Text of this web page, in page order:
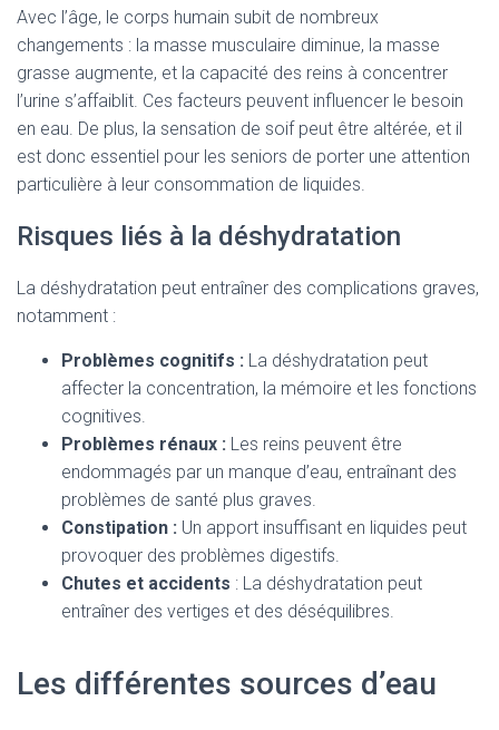
Avec l’âge, le corps humain subit de nombreux
changements : la masse musculaire diminue, la masse
grasse augmente, et la capacité des reins à concentrer
l’urine s’affaiblit. Ces facteurs peuvent influencer le besoin
en eau. De plus, la sensation de soif peut être altérée, et il
est donc essentiel pour les seniors de porter une attention
particulière à leur consommation de liquides.
Risques liés à la déshydratation
La déshydratation peut entraîner des complications graves,
notamment :
Problèmes cognitifs : La déshydratation peut
affecter la concentration, la mémoire et les fonctions
cognitives.
Problèmes rénaux : Les reins peuvent être
endommagés par un manque d’eau, entraînant des
problèmes de santé plus graves.
Constipation : Un apport insuffisant en liquides peut
provoquer des problèmes digestifs.
Chutes et accidents : La déshydratation peut
entraîner des vertiges et des déséquilibres.
Les différentes sources d’eau